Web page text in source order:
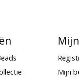
Mijn